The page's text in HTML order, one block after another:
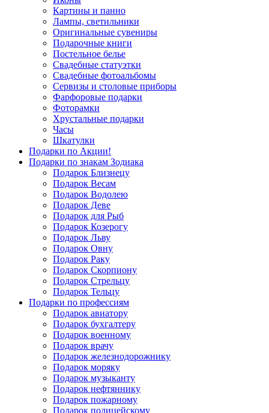
Картины и панно
Лампы, светильники
Оригинальные сувениры
Подарочные книги
Постельное белье
Свадебные статуэтки
Свадебные фотоальбомы
Сервизы и столовые приборы
Фарфоровые подарки
Фоторамки
Хрустальные подарки
Часы
Шкатулки
Подарки по Акции!
Подарки по знакам Зодиака
Подарок Близнецу
Подарок Весам
Подарок Водолею
Подарок Деве
Подарок для Рыб
Подарок Козерогу
Подарок Льву
Подарок Овну
Подарок Раку
Подарок Скорпиону
Подарок Стрельцу
Подарок Тельцу
Подарки по профессиям
Подарок авиатору
Подарок бухгалтеру
Подарок военному
Подарок врачу
Подарок железнодорожнику
Подарок моряку
Подарок музыканту
Подарок нефтяннику
Подарок пожарному
Подарок полицейскому